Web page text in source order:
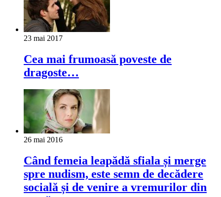
23 mai 2017
Cea mai frumoasă poveste de
dragoste…
26 mai 2016
Când femeia leapădă sfiala și merge
spre nudism, este semn de decădere
socială și de venire a vremurilor din